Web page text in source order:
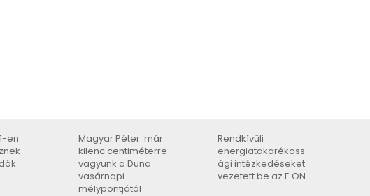
en
Magyar Péter: már
kilenc centiméterre
vagyunk a Duna
vasárnapi
mélypontjától
Rendkívüli
energiatakarékoss
ági intézkedéseket
vezetett be az E.ON